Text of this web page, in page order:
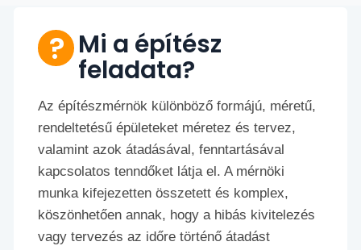
Mi a építész
feladata?
Az építészmérnök különböző formájú, méretű,
rendeltetésű épületeket méretez és tervez,
valamint azok átadásával, fenntartásával
kapcsolatos tenndőket látja el. A mérnöki
munka kifejezetten összetett és komplex,
köszönhetően annak, hogy a hibás kivitelezés
vagy tervezés az időre történő átadást